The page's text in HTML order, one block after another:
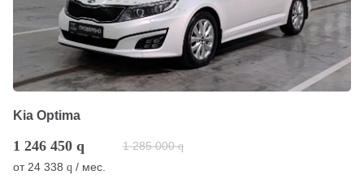
Kia Optima
1 246 450 q 1 285 000 q
от24 338 q / мес.